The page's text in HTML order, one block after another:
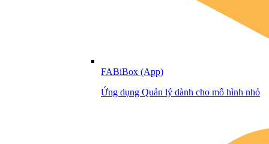
FABiBox (App)
Ứng dụng Quản lý dành cho mô hình nhỏ